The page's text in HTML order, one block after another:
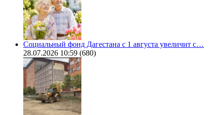
Социальный фонд Дагестана с 1 августа увеличит с…
28.07.2026 10:59 (680)